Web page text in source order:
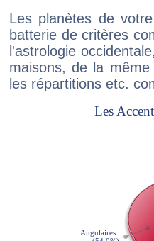
Les planètes de
batterie de critères
l'astrologie
maisons, de la
les répartitions etc.